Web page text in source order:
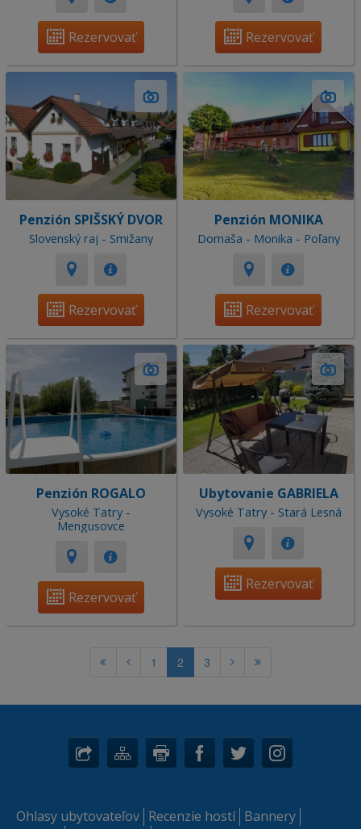
Rezervovať Rezervovať
Penzión SPIŠSKÝ DVOR
Slovenský raj - Smižany
Rezervovať
Penzión MONIKA
Domaša - Monika - Poľany
Rezervovať
Penzión ROGALO
Vysoké Tatry -
Mengusovce
Rezervovať
Ubytovanie GABRIELA
Vysoké Tatry - Stará Lesná
Rezervovať
1 2 3
Ohlasy ubytovateľov Recenzie hostí Bannery